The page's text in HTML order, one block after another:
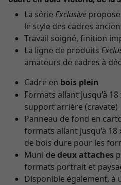
La série Exclusive
le style des cadres
Travail soigné, finition
La ligne de produits
amateurs de cadres à
Cadre en bois plein
Formats allant jusqu’à
support arrière (cravate)
Panneau de fond en
formats allant jusqu’à
de bois dure pour les
Muni de deux attaches
formats portrait et
Disponible également, à